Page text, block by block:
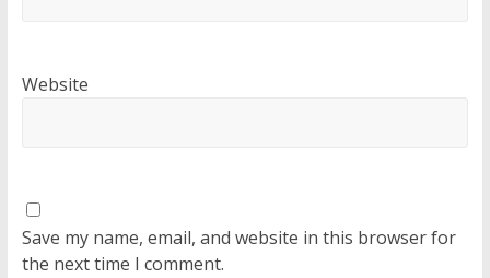
Website
Save my name, email, and website in this browser for
the next time I comment.